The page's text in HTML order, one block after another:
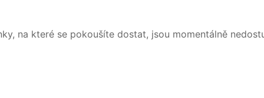
na které se pokoušíte dostat, jsou momentálně